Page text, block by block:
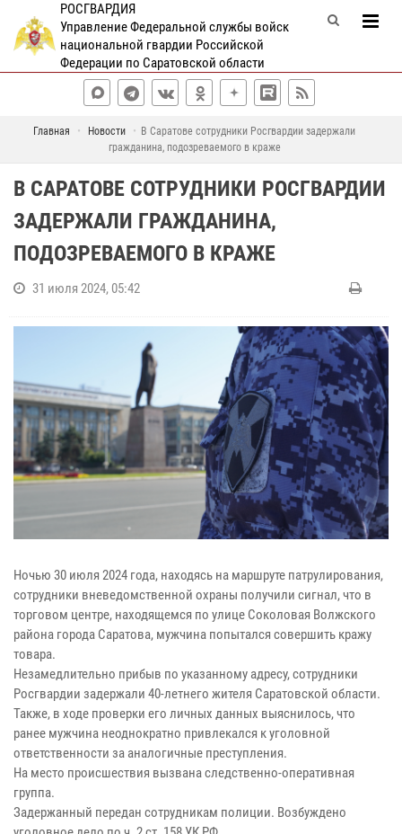
РОСГВАРДИЯ
Управление Федеральной службы войск
национальной гвардии Российской
Федерации по Саратовской области
Главная Новости
В Саратове сотрудники Росгвардии задержали
гражданина, подозреваемого в краже
В САРАТОВЕ СОТРУДНИКИ РОСГВАРДИИ
ЗАДЕРЖАЛИ ГРАЖДАНИНА,
ПОДОЗРЕВАЕМОГО В КРАЖЕ
31 июля 2024, 05:42
Ночью 30 июля 2024 года, находясь на маршруте патрулирования,
сотрудники вневедомственной охраны получили сигнал, что в
торговом центре, находящемся по улице Соколовая Волжского
района города Саратова, мужчина попытался совершить кражу
товара.
Незамедлительно прибыв по указанному адресу, сотрудники
Росгвардии задержали 40-летнего жителя Саратовской области.
Также, в ходе проверки его личных данных выяснилось, что
ранее мужчина неоднократно привлекался к уголовной
ответственности за аналогичные преступления.
На место происшествия вызвана следственно-оперативная
группа.
Задержанный передан сотрудникам полиции. Возбуждено